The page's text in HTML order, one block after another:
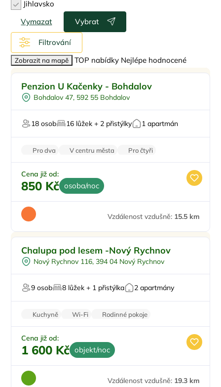
Jihlavsko
Vymazat
Vybrat
Filtrování
Zobrazit na mapě TOP nabídky Nejlépe hodnocené
Snídaně
Pro dělníky
Zvířata povolena
Penzion U Kačenky - Bohdalov
Bohdalov 47, 592 55 Bohdalov
18 osob 16 lůžek + 2 přistýlky 1 apartmán
Pro dva V centru města
Pro čtyři
Dětská postýlka
Cena již od:
850 Kč osoba/noc
Vzdálenost vzdušně: 15.5 km
Venkovní bazén
Pro čtyři
Pro skupiny
Chalupa pod lesem -Nový Rychnov
Nový Rychnov 116, 394 04 Nový Rychnov
9 osob 8 lůžek + 1 přistýlka 2 apartmány
Kuchyně Wi-Fi
Rodinné pokoje
Balkon/terasa
Krb
Cena již od:
1 600 Kč objekt/noc
Vzdálenost vzdušně: 19.3 km